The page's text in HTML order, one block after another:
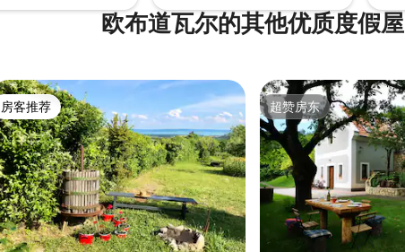
欧布道瓦尔的其他优质度假屋
房客推荐
房客推荐 超赞房东
超赞房东